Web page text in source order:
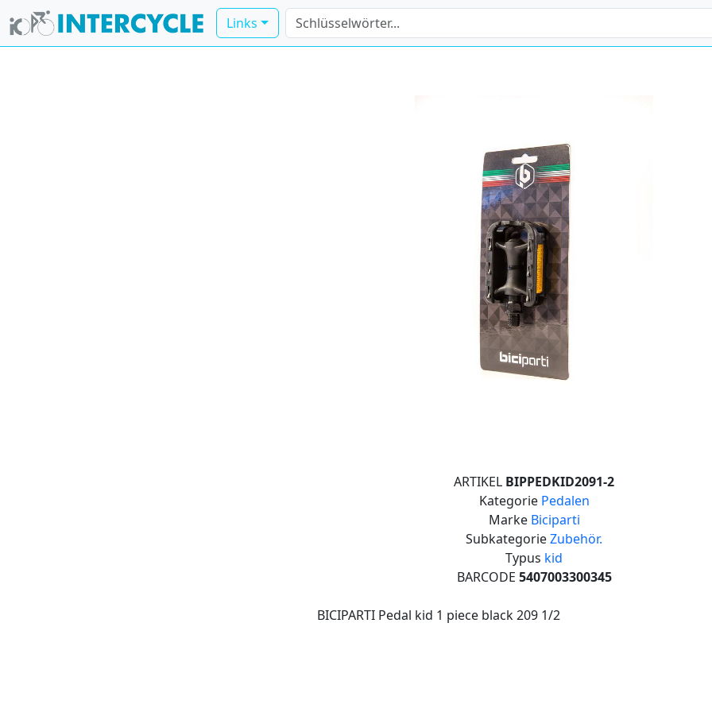
Links
ARTIKEL BIPPEDKID2091-2
Kategorie Pedalen
Marke Biciparti
SubkategorieZubehör.
Typus kid
BARCODE 5407003300345
BICIPARTI Pedal kid 1 piece black 209 1/2